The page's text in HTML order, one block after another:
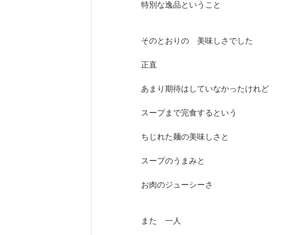
特別な逸品ということ
そのとおりの　美味しさでした
正直
あまり期待はしていなかったけれど
スープまで完食するという
ちじれた麺の美味しさと
スープのうまみと
お肉のジューシーさ
また　一人